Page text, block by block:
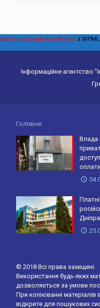
Інформаційне агентство
Головне
Влада
Дніпра
© 2018 Всі права захищені.
Використання будь-яких
дозволяється за умови
При копіюванні
відкрите для пошукових
Багатомовний WordPress з WPML